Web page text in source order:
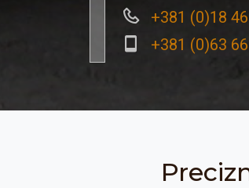
+381 (0)18
+381 (0)63